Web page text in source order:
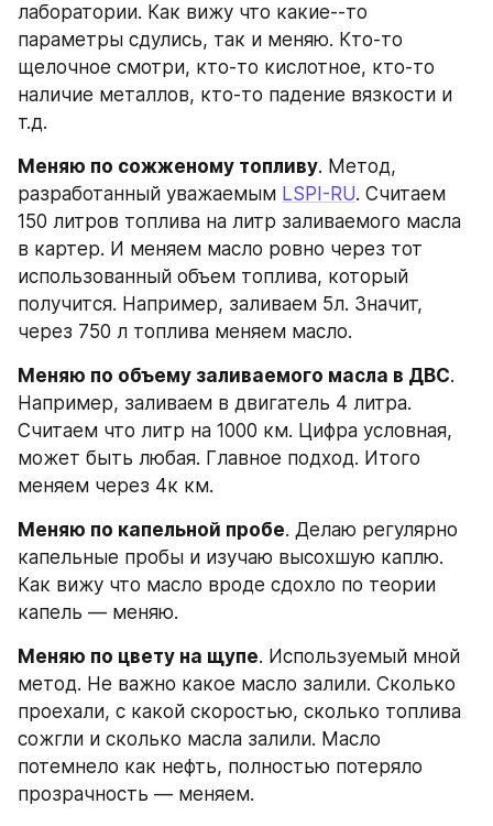
лаборатории. Как вижу что какие--то
параметры сдулись, так и меняю. Кто-то
щелочное смотри, кто-то кислотное, кто-то
наличие металлов, кто-то падение вязкости и
т.д.
Меняю по сожженому топливу. Метод,
разработанный уважаемым LSPI-RU. Считаем
150 литров топлива на литр заливаемого масла
в картер. И меняем масло ровно через тот
использованный объем топлива, который
получится. Например, заливаем 5л. Значит,
через 750 л топлива меняем масло.
Меняю по объему заливаемого масла в ДВС.
Например, заливаем в двигатель 4 литра.
Считаем что литр на 1000 км. Цифра условная,
может быть любая. Главное подход. Итого
меняем через 4к км.
Меняю по капельной пробе. Делаю регулярно
капельные пробы и изучаю высохшую каплю.
Как вижу что масло вроде сдохло по теории
капель — меняю.
Меняю по цвету на щупе. Используемый мной
метод. Не важно какое масло залили. Сколько
проехали, с какой скоростью, сколько топлива
сожгли и сколько масла залили. Масло
потемнело как нефть, полностью потеряло
прозрачность — меняем.